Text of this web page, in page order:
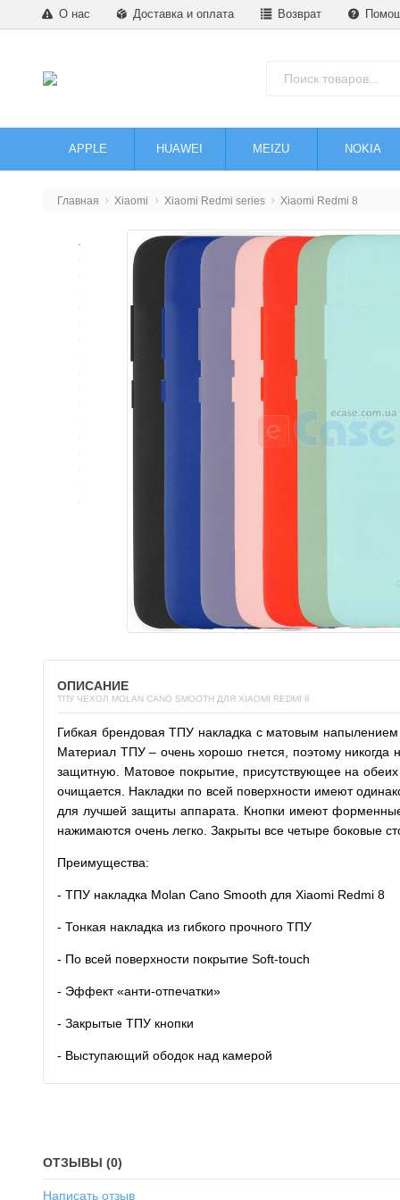
О нас Доставка и оплата Возврат
APPLE HUAWEI MEIZU NOKIA
Главная Xiaomi Xiaomi Redmi series Xiaomi Redmi 8
ОПИСАНИЕ
ТПУ ЧЕХОЛ MOLAN CANO SMOOTH ДЛЯ XIAOMI REDMI 8
Гибкая брендовая ТПУ накладка с матовым напылением
Материал ТПУ – очень хорошо гнется, поэтому
защитную. Матовое покрытие, присутствующее на обеих
очищается. Накладки по всей поверхности имеют
для лучшей защиты аппарата. Кнопки имеют
нажимаются очень легко. Закрыты все четыре боковые
Преимущества:
- ТПУ накладка Molan Cano Smooth для Xiaomi Redmi 8
- Тонкая накладка из гибкого прочного ТПУ
- По всей поверхности покрытие Soft-touch
- Эффект «анти-отпечатки»
- Закрытые ТПУ кнопки
- Выступающий ободок над камерой
ОТЗЫВЫ (0)
Написать отзыв